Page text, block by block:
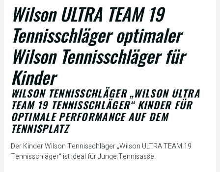
Wilson ULTRA TEAM 19
Tennisschläger optimaler
Wilson Tennisschläger für
Kinder
WILSON TENNISSCHLÄGER „WILSON ULTRA
TEAM 19 TENNISSCHLÄGER“ KINDER FÜR
OPTIMALE PERFORMANCE AUF DEM
TENNISPLATZ
Der Kinder Wilson Tennisschläger „Wilson ULTRA TEAM 19
Tennisschläger“ ist ideal für Junge Tennisasse.